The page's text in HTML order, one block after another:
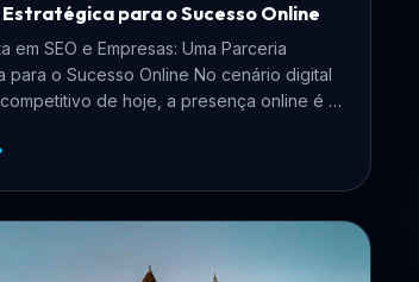
para o Sucesso Online
em SEO e Empresas: Uma Parceria
para o Sucesso Online No cenário digital
de hoje, a presença online é a